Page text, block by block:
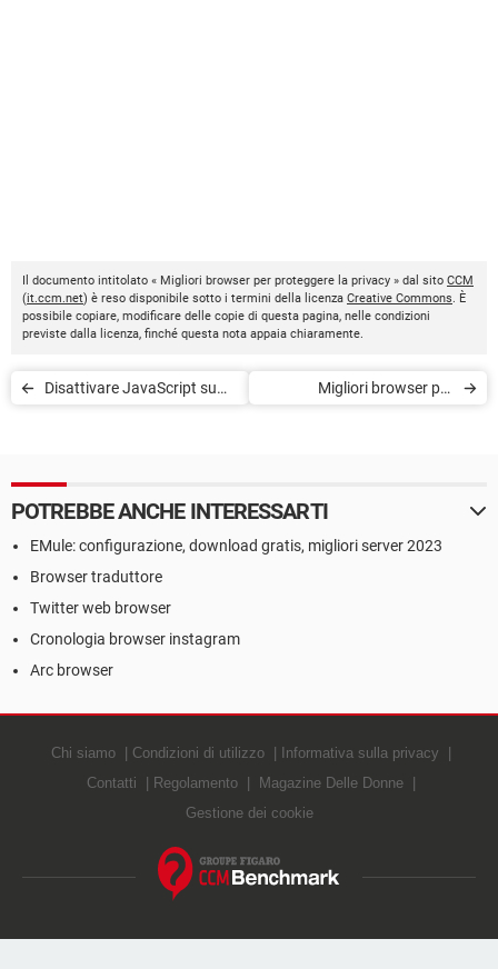
Il documento intitolato « Migliori browser per proteggere la privacy » dal sito CCM
(it.ccm.net) è reso disponibile sotto i termini della licenza Creative Commons. È
possibile copiare, modificare delle copie di questa pagina, nelle condizioni
previste dalla licenza, finché questa nota appaia chiaramente.
Disattivare JavaScript su
Migliori browser per
POTREBBE ANCHE INTERESSARTI
EMule: configurazione, download gratis, migliori server 2023
Browser traduttore
Twitter web browser
Cronologia browser instagram
Arc browser
Chi siamo Condizioni di utilizzo
Informativa sulla privacy
Contatti
Regolamento
Magazine Delle Donne
Gestione dei cookie